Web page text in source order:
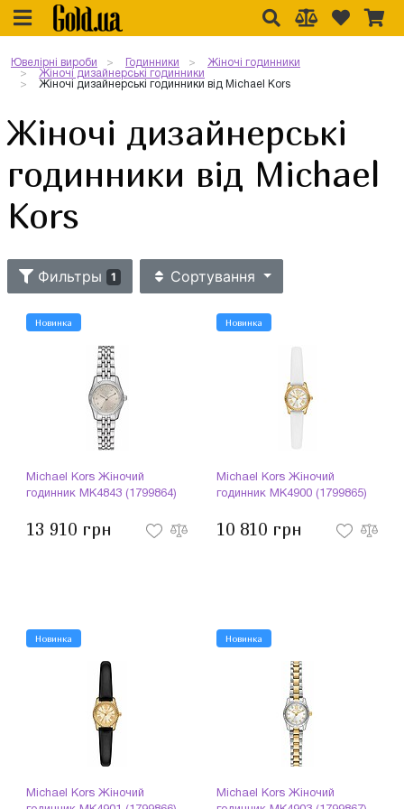
Ювелірні вироби Годинники
Жіночі годинники
Жіночі дизайнерські годинники
Жіночі дизайнерські годинники від Michael Kors
Жіночі дизайнерські
годинники від Michael
Kors
Фильтры 1 Сортування
Новинка
Michael Kors Жіночий
годинник MK4843 (1799864)
13 910 грн
Новинка
Michael Kors Жіночий
годинник MK4900 (1799865)
10 810 грн
Новинка
Michael Kors Жіночий
Новинка
Michael Kors Жіночий